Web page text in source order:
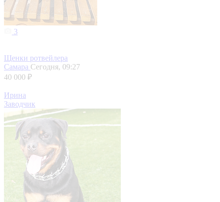
3
Щенки ротвейлера
Самара Сегодня, 09:27
40 000 ₽
Ирина
Заводчик